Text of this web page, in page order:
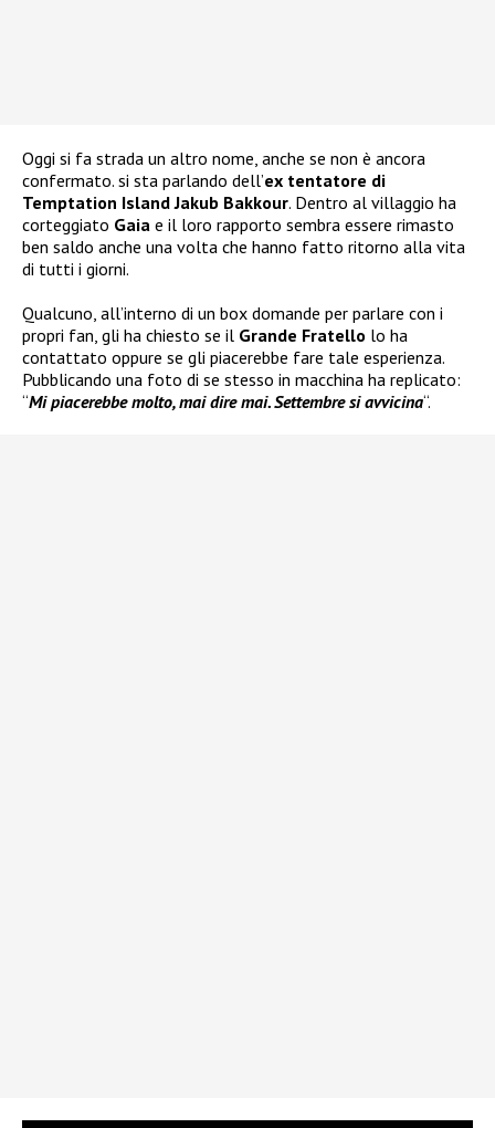
Oggi si fa strada un altro nome, anche se non è ancora
confermato. si sta parlando dell’ex tentatore di
Temptation Island Jakub Bakkour. Dentro al villaggio ha
corteggiato Gaia e il loro rapporto sembra essere rimasto
ben saldo anche una volta che hanno fatto ritorno alla vita
di tutti i giorni.
Qualcuno, all’interno di un box domande per parlare con i
propri fan, gli ha chiesto se il Grande Fratello lo ha
contattato oppure se gli piacerebbe fare tale esperienza.
Pubblicando una foto di se stesso in macchina ha replicato:
“Mi piacerebbe molto, mai dire mai. Settembre si avvicina“.